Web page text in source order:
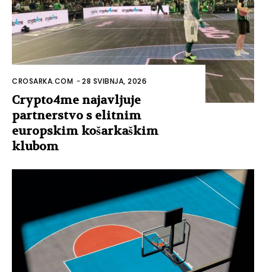
CROSARKA.COM -28 SVIBNJA, 2026
Crypto4me najavljuje
partnerstvo s elitnim
europskim košarkaškim
klubom